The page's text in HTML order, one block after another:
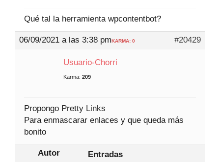
Qué tal la herramienta wpcontentbot?
06/09/2021 a las 3:38 pm #20429
KARMA: 0
Usuario-Chorri
Karma: 209
Propongo Pretty Links
Para enmascarar enlaces y que queda más
bonito
Autor Entradas